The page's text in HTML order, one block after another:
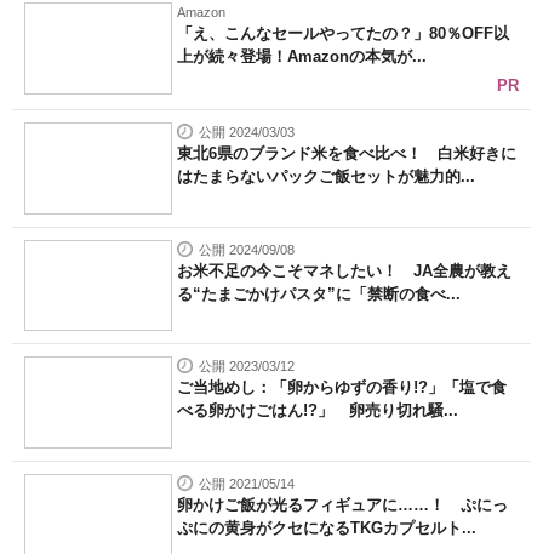
Amazon
「え、こんなセールやってたの？」80％OFF以
上が続々登場！Amazonの本気が...
PR
公開 2024/03/03
東北6県のブランド米を食べ比べ！ 白米好きに
はたまらないパックご飯セットが魅力的...
公開 2024/09/08
お米不足の今こそマネしたい！ JA全農が教え
る“たまごかけパスタ”に「禁断の食べ...
公開 2023/03/12
ご当地めし：「卵からゆずの香り!?」「塩で食
べる卵かけごはん!?」 卵売り切れ騒...
公開 2021/05/14
卵かけご飯が光るフィギュアに……！ ぷにっ
ぷにの黄身がクセになるTKGカプセルト...